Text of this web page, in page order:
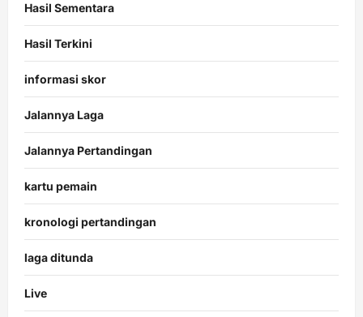
Hasil Sementara
Hasil Terkini
informasi skor
Jalannya Laga
Jalannya Pertandingan
kartu pemain
kronologi pertandingan
laga ditunda
Live